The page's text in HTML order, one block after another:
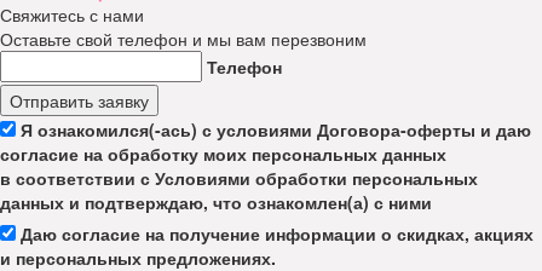
Свяжитесь с нами
Оставьте свой телефон и мы вам перезвоним
Телефон
Отправить заявку
Я ознакомился(-ась) с условиями Договора-оферты и даю
согласие на обработку моих персональных данных
в соответствии с Условиями обработки персональных
данных и подтверждаю, что ознакомлен(а) с ними
Даю согласие на получение информации о скидках, акциях
и персональных предложениях.